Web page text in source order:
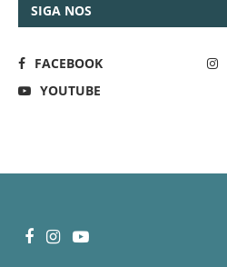
SIGA NOS
FACEBOOK
YOUTUBE